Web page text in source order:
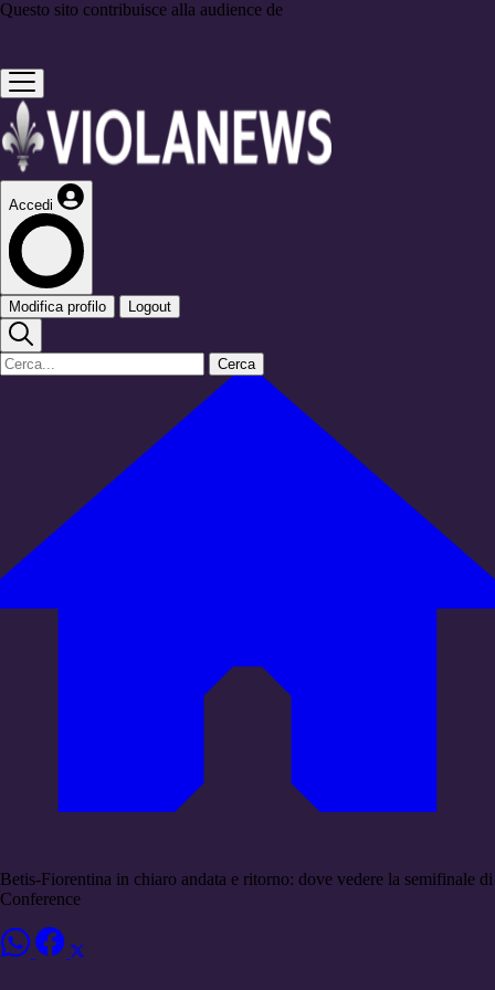
Questo sito contribuisce alla audience de
Accedi
Modifica profilo Logout
Cerca
Betis-Fiorentina in chiaro andata e ritorno: dove vedere la semifinale di
Conference